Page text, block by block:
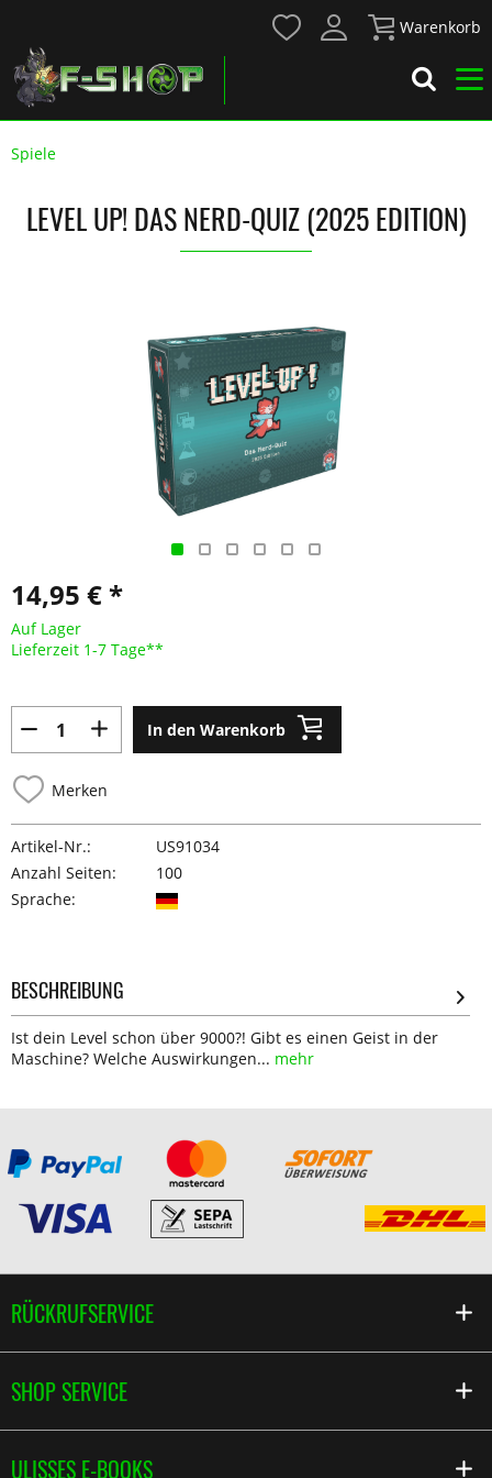
Warenkorb
Spiele
LEVEL UP! DAS NERD-QUIZ (2025 EDITION)
14,95 € *
Auf Lager
Lieferzeit 1-7 Tage**
In den Warenkorb
Merken
Artikel-Nr.:
US91034
Anzahl Seiten:
100
Sprache:
BESCHREIBUNG
Ist dein Level schon über 9000?! Gibt es einen Geist in der
Maschine? Welche Auswirkungen... mehr
RÜCKRUFSERVICE
SHOP SERVICE
ULISSES E-BOOKS